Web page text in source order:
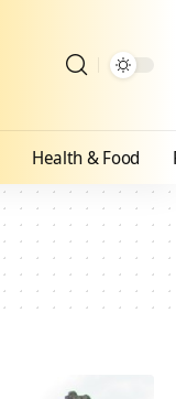
Health & Food